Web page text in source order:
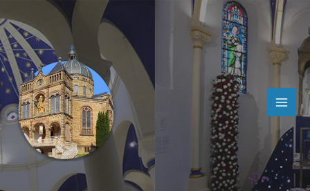
au
contenu
e
c
h
e
r
c
h
e